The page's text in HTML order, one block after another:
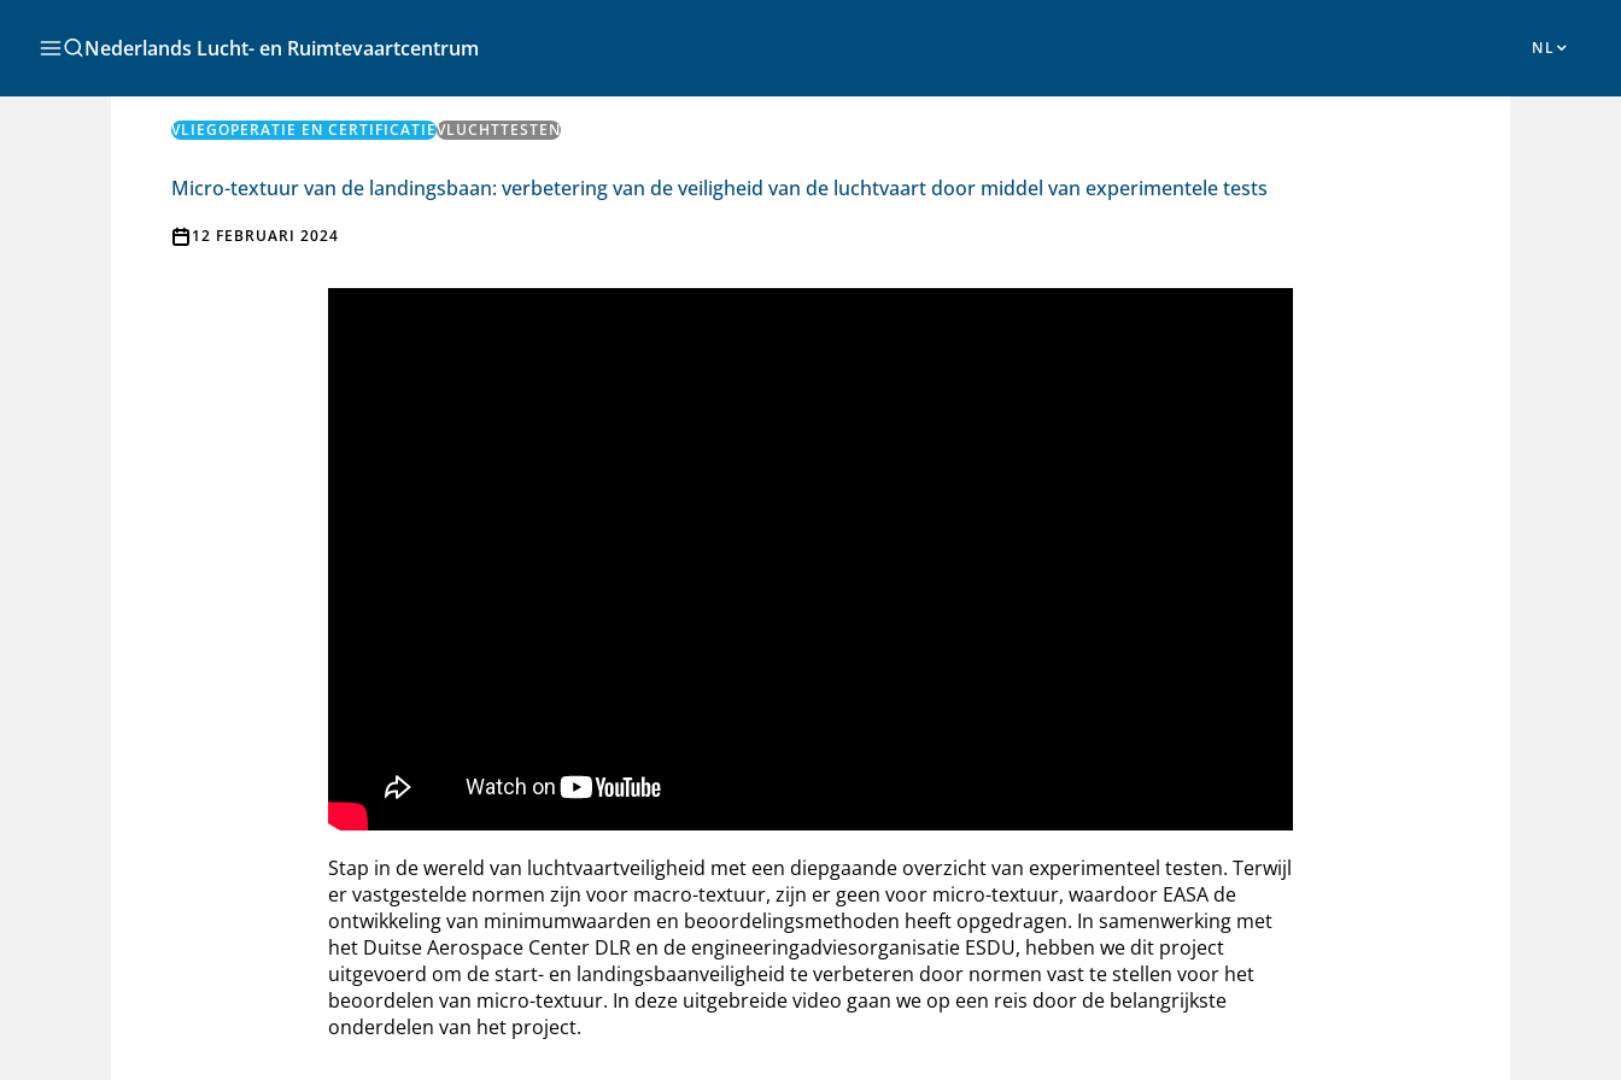
naar
inhoud
Zoeken
Nederlands Lucht- en Ruimtevaartcentrum
VLIEGOPERATIE EN CERTIFICATIEVLUCHTTESTEN
Micro-textuur van de landingsbaan: verbetering van de veiligheid van de luchtvaart door middel van experimentele tests
12 FEBRUARI 2024
Stap in de wereld van luchtvaartveiligheid met een diepgaande overzicht van experimenteel testen. Terwijl
er vastgestelde normen zijn voor macro-textuur, zijn er geen voor micro-textuur, waardoor EASA de
ontwikkeling van minimumwaarden en beoordelingsmethoden heeft opgedragen. In samenwerking met
het Duitse Aerospace Center DLR en de engineeringadviesorganisatie ESDU, hebben we dit project
uitgevoerd om de start- en landingsbaanveiligheid te verbeteren door normen vast te stellen voor het
beoordelen van micro-textuur. In deze uitgebreide video gaan we op een reis door de belangrijkste
onderdelen van het project.